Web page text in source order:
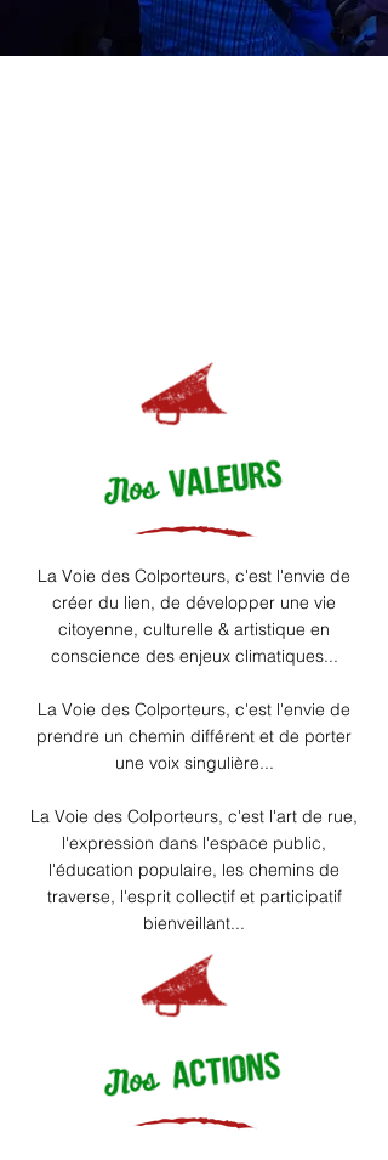
La Voie des Colporteurs, c'est l'envie de
créer du lien, de développer une vie
citoyenne, culturelle & artistique en
conscience des enjeux climatiques...
La Voie des Colporteurs, c'est l'envie de
prendre un chemin différent et de porter
une voix singulière...
La Voie des Colporteurs, c'est l'art de rue,
l'expression dans l'espace public,
l'éducation populaire, les chemins de
traverse, l'esprit collectif et participatif
bienveillant...